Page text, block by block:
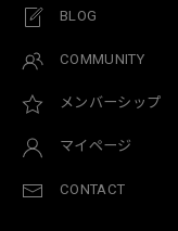
BLOG
COMMUNITY
メンバーシップ
マイページ
CONTACT